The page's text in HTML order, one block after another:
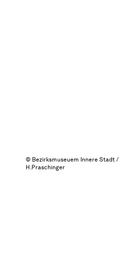
© Bezirksmuseuem Innere Stadt /
H.Praschinger